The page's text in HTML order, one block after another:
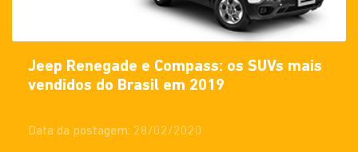
Jeep Renegade e Compass: os SUVs mais
vendidos do Brasil em 2019
Data da postagem: 28/02/2020